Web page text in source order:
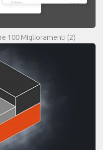
100 Miglioramenti (2)